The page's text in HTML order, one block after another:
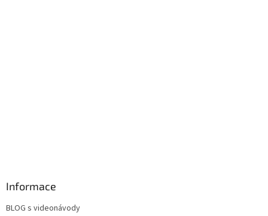
Informace
BLOG s videonávody